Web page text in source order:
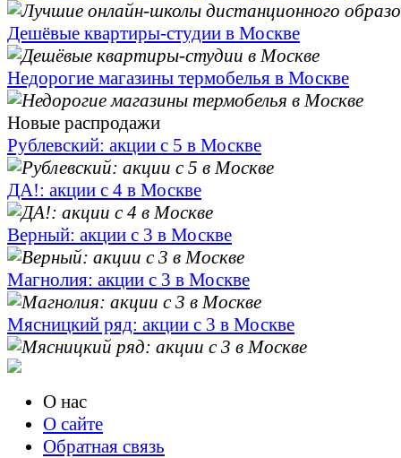
Дешёвые квартиры-студии в Москве
Недорогие магазины термобелья в Москве
Новые распродажи
Рублевский: акции с 5 в Москве
ДА!: акции с 4 в Москве
Верный: акции с 3 в Москве
Магнолия: акции с 3 в Москве
Мясницкий ряд: акции с 3 в Москве
О нас
О сайте
Обратная связь